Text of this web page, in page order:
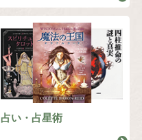
占い・占星術